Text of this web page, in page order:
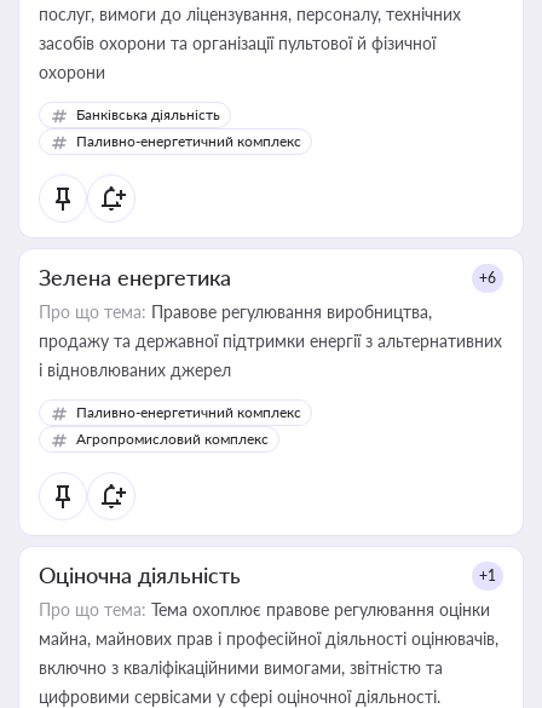
послуг, вимоги до ліцензування, персоналу, технічних
засобів охорони та організації пультової й фізичної
охорони
Банківська діяльність
Паливно-енергетичний комплекс
Зелена енергетика +6
Про що тема: Правове регулювання виробництва,
продажу та державної підтримки енергії з альтернативних
і відновлюваних джерел
Паливно-енергетичний комплекс
Агропромисловий комплекс
Оціночна діяльність +1
Про що тема: Тема охоплює правове регулювання оцінки
майна, майнових прав і професійної діяльності оцінювачів,
включно з кваліфікаційними вимогами, звітністю та
цифровими сервісами у сфері оціночної діяльності.